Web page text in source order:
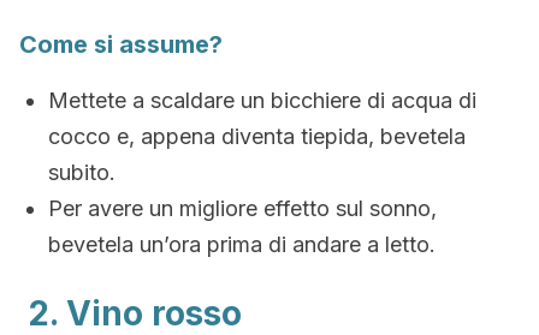
Come si assume?
Mettete a scaldare un bicchiere di acqua di
cocco e, appena diventa tiepida, bevetela
subito.
Per avere un migliore effetto sul sonno,
bevetela un’ora prima di andare a letto.
2. Vino rosso